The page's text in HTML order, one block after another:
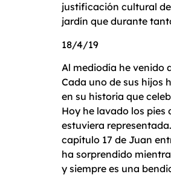
justificación cultural
jardín que durante
18/4/19
Al mediodía he venido
Cada uno de sus hijos
en su historia que
Hoy he lavado los pies
estuviera
capítulo 17 de Juan
ha sorprendido
y siempre es una